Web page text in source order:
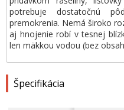
potrebuje dostatočnú
premokrenia. Nemá široko
aj hnojenie robí v tesnej
len mäkkou vodou (bez
Špecifikácia